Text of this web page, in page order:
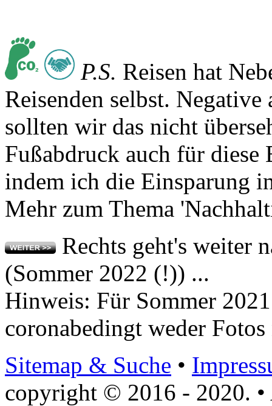
P.S. Reisen hat
Reisenden selbst.
sollten wir das nicht
Fußabdruck auch für diese
indem ich die Einsparung
Mehr zum Thema
Rechts geht's weiter
(Sommer 2022 (!)) ...
Hinweis: Für Sommer
coronabedingt weder
Sitemap & Suche •
copyright © 2016 - 2020.